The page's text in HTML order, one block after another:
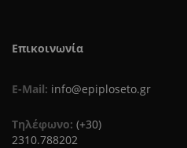
Επικοινωνία
E-Mail: info@epiploseto.gr
Τηλέφωνο: (+30)
2310.788202